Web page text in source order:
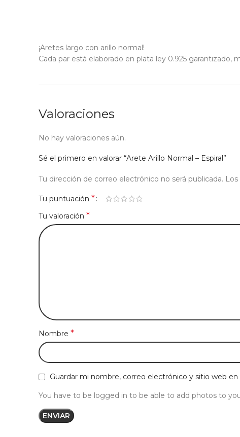
¡Aretes largo con arillo normal!
Cada par está elaborado en plata ley 0.925 garantizado,
Valoraciones
No hay valoraciones aún.
Sé el primero en valorar “Arete Arillo Normal – Espiral”
Tu dirección de correo electrónico no será publicada.
Tu puntuación *
Tu valoración *
Nombre *
Guardar mi nombre, correo electrónico y sitio web
You have to be logged in to be able to add photos to